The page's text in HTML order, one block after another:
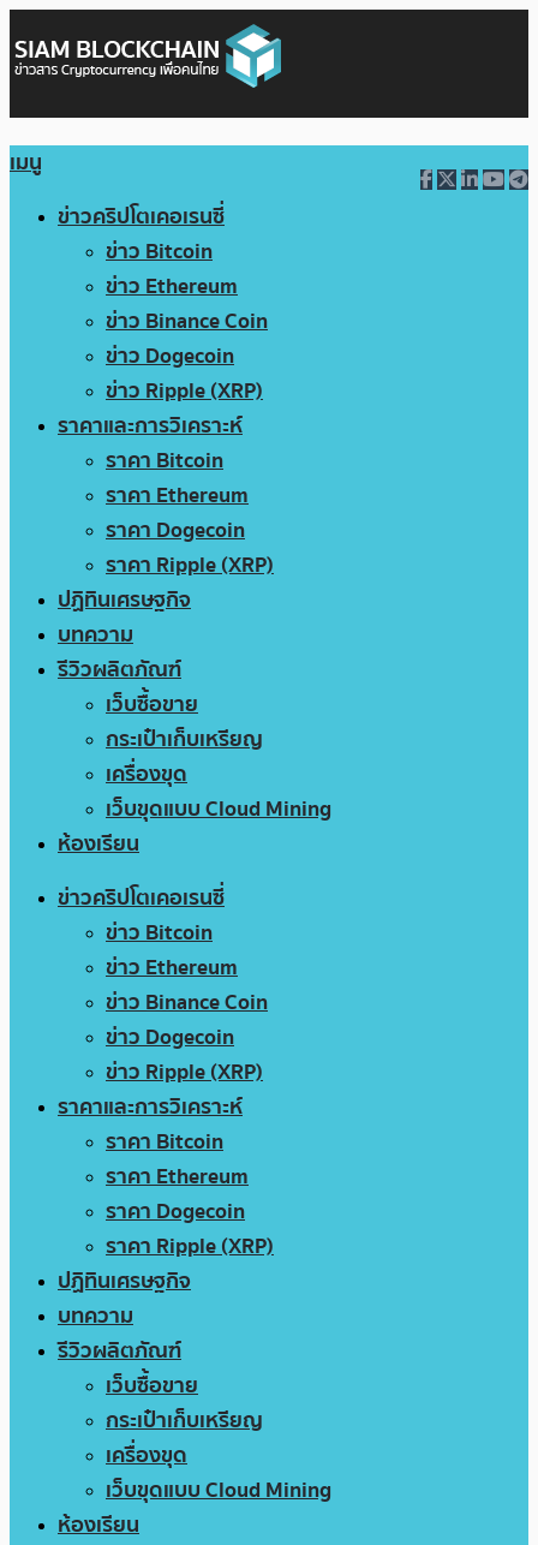
เมนู
ข่าวคริปโตเคอเรนซี่
ข่าว Bitcoin
ข่าว Ethereum
ข่าว Binance Coin
ข่าว Dogecoin
ข่าว Ripple (XRP)
ราคาและการวิเคราะห์
ราคา Bitcoin
ราคา Ethereum
ราคา Dogecoin
ราคา Ripple (XRP)
ปฏิทินเศรษฐกิจ
บทความ
รีวิวผลิตภัณฑ์
เว็บซื้อขาย
กระเป๋าเก็บเหรียญ
เครื่องขุด
เว็บขุดแบบ Cloud Mining
ห้องเรียน
ข่าวคริปโตเคอเรนซี่
ข่าว Bitcoin
ข่าว Ethereum
ข่าว Binance Coin
ข่าว Dogecoin
ข่าว Ripple (XRP)
ราคาและการวิเคราะห์
ราคา Bitcoin
ราคา Ethereum
ราคา Dogecoin
ราคา Ripple (XRP)
ปฏิทินเศรษฐกิจ
บทความ
รีวิวผลิตภัณฑ์
เว็บซื้อขาย
กระเป๋าเก็บเหรียญ
เครื่องขุด
เว็บขุดแบบ Cloud Mining
ห้องเรียน